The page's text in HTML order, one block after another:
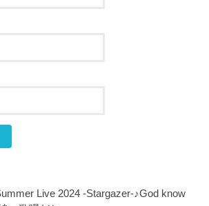
Live 2024 -Stargazer-♪God know